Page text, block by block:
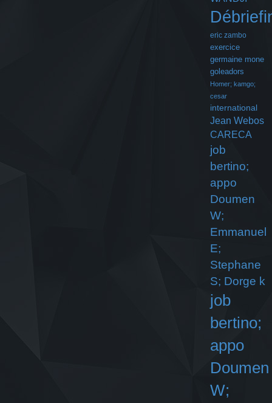
eric zambo
exercice
germaine mone
goleadors
Homer; kamgo;
cesar
international
Jean Webos
CARECA
job
bertino;
appo
Doumen
W;
Emmanuel
E;
Stephane
S; Dorge k
job
bertino;
appo
Doumen
W;